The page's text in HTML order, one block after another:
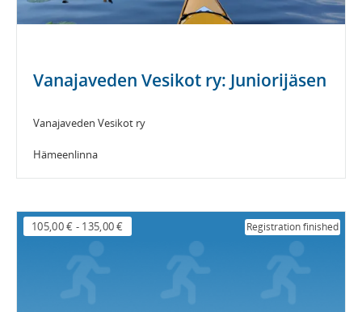
Vanajaveden Vesikot ry: Juniorijäsen
Vanajaveden Vesikot ry
Hämeenlinna
105,00 € - 135,00 € Registration finished